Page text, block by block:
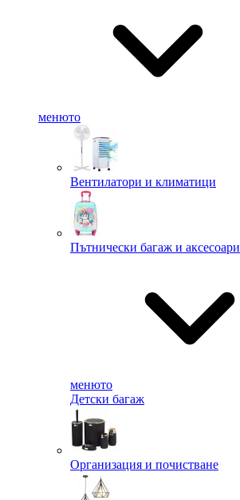
менюто
Вентилатори и климатици
Пътнически багаж и аксесоари
менюто
Детски багаж
Организация и почистване